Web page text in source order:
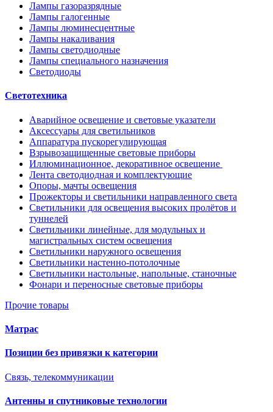
Лампы газоразрядные
Лампы галогенные
Лампы люминесцентные
Лампы накаливания
Лампы светодиодные
Лампы специального назначения
Светодиоды
Светотехника
Аварийное освещение и световые указатели
Аксессуары для светильников
Аппаратура пускорегулирующая
Взрывозащищенные световые приборы
Иллюминационное, декоративное освещение
Лента светодиодная и комплектующие
Опоры, мачты освещения
Прожекторы и светильники направленного света
Светильники для освещения высоких пролётов и
туннелей
Светильники линейные, для модульных и
магистральных систем освещения
Светильники наружного освещения
Светильники настенно-потолочные
Светильники настольные, напольные, станочные
Фонари и переносные световые приборы
Прочие товары
Матрас
Позиции без привязки к категории
Связь, телекоммуникации
Антенны и спутниковые технологии